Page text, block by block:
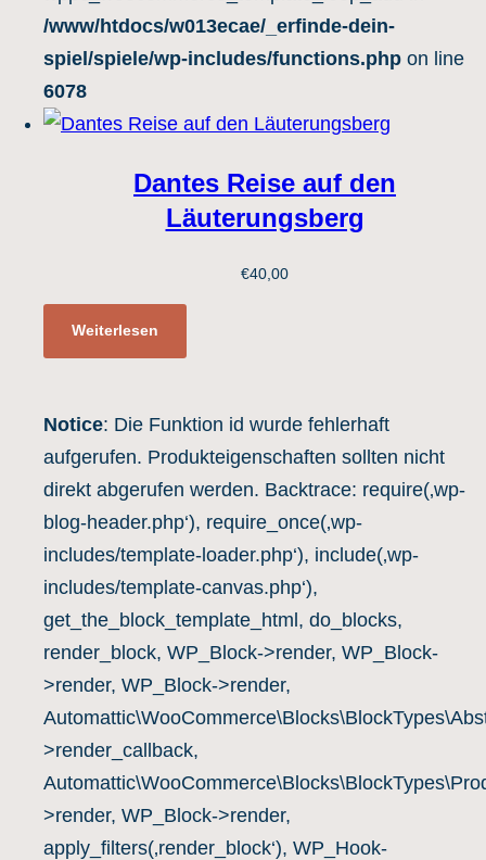
/www/htdocs/w013ecae/_erfinde-dein-
spiel/spiele/wp-includes/functions.php on line
6078
Dantes Reise auf den
Läuterungsberg
€40,00
Weiterlesen
Notice: Die Funktion id wurde fehlerhaft
aufgerufen. Produkteigenschaften sollten nicht
direkt abgerufen werden. Backtrace: require(‚wp-
blog-header.php‘), require_once(‚wp-
includes/template-loader.php‘), include(‚wp-
includes/template-canvas.php‘),
get_the_block_template_html, do_blocks,
render_block, WP_Block->render, WP_Block-
>render, WP_Block->render,
>render_callback,
>render, WP_Block->render,
apply_filters(‚render_block‘), WP_Hook-